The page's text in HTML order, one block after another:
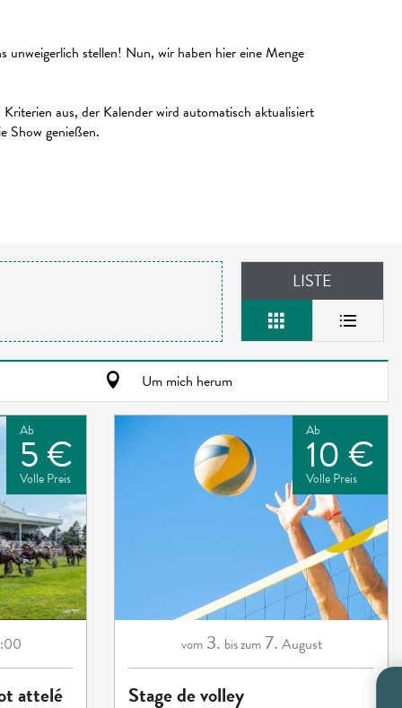
unweigerlich stellen! Nun, wir haben hier eine Menge
aus, der Kalender wird automatisch aktualisiert
Show genießen.
LISTE
Um mich herum
Ab
5 €
Volle Preis
attelé
Ab
10 €
Volle Preis
vom 3. bis zum 7. August
Stage de volley